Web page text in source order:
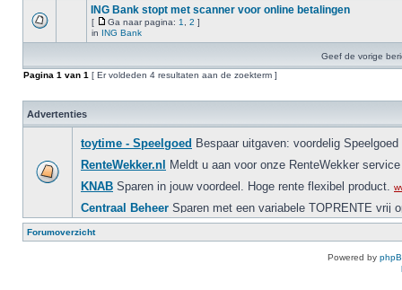
ING Bank stopt met scanner voor online betalingen
[ Ga naar pagina: 1 2 ]
in ING Bank
Geef de vorige
Pagina 1 van 1 [ Er voldeden 4 resultaten aan de zoekterm ]
Advertenties
Forumoverzicht
Powered by